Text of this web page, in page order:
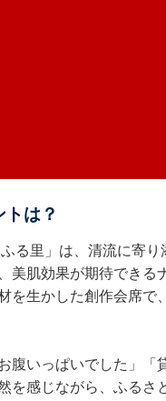
は？
る里」は、清流に寄
美肌効果が期待できる
を生かした創作会席
腹いっぱいでした」「
を感じながら、ふるさ